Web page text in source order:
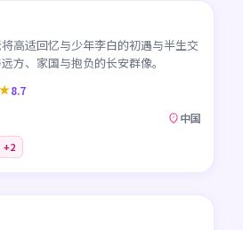
高适回忆与少年李白的初遇与半生交
方、家国与抱负的长安群像。
8.7
中国
+2